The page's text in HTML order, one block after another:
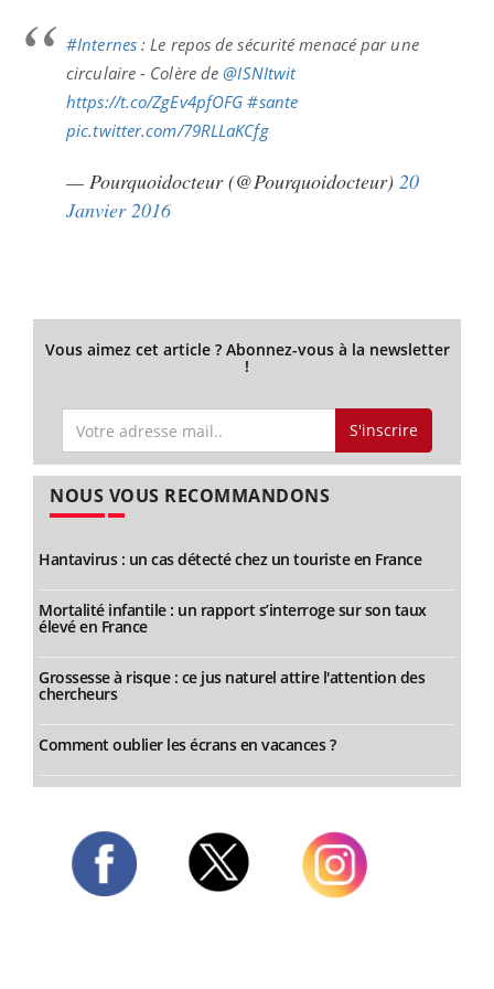
#Internes: Le repos de sécurité menacé par une
circulaire - Colère de@ISNItwit
https://t.co/ZgEv4pfOFG #sante
pic.twitter.com/79RLLaKCfg
— Pourquoidocteur (@Pourquoidocteur) 20
Janvier 2016
Vous aimez cet article ? Abonnez-vous à la newsletter
!
S'inscrire
NOUS VOUS RECOMMANDONS
Hantavirus : un cas détecté chez un touriste en France
Mortalité infantile : un rapport s’interroge sur son taux
élevé en France
Grossesse à risque : ce jus naturel attire l'attention des
chercheurs
Comment oublier les écrans en vacances ?